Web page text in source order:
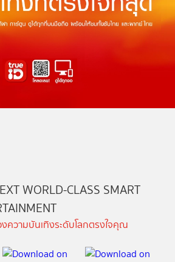
WORLD-CLASS SMART
ความบันเทิงระดับโลกตรงใจคุณ